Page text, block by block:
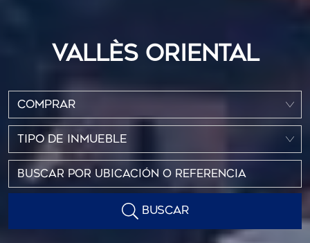
VALLÈS ORIENTAL
COMPRAR
TIPO DE INMUEBLE
BUSCAR